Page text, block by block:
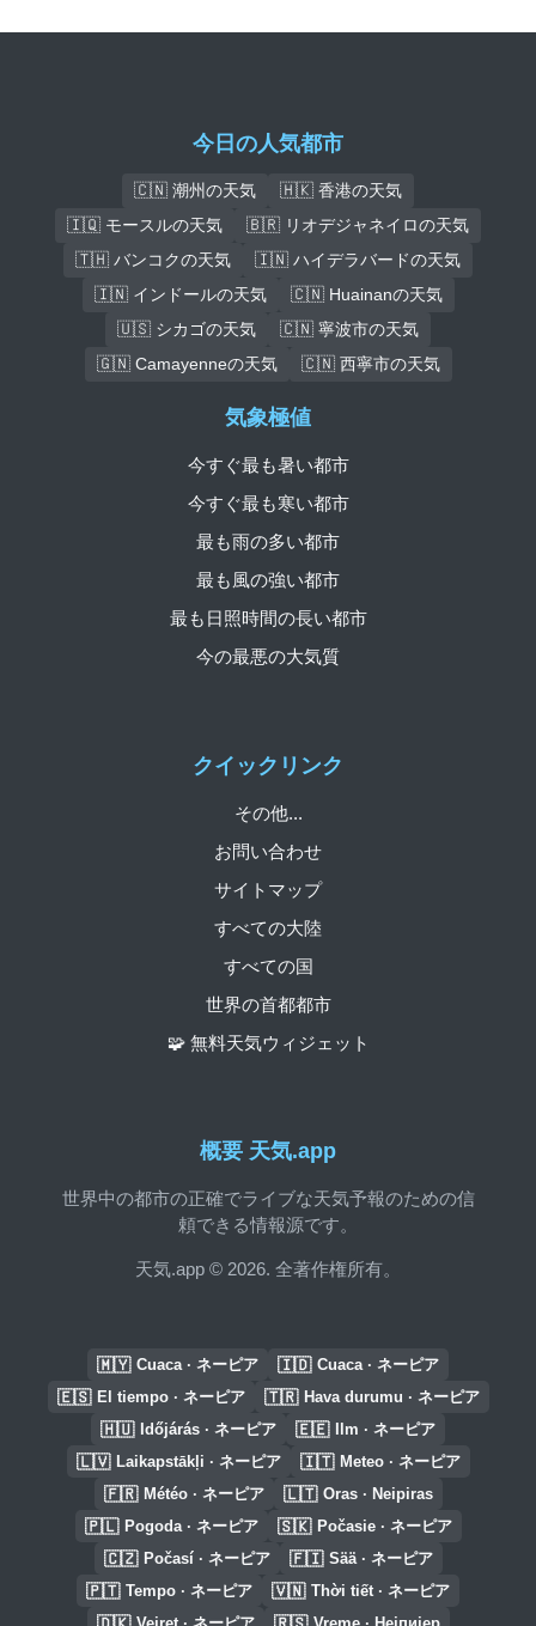
今日の人気都市
🇨🇳 潮州の天気
🇭🇰 香港の天気
🇮🇶 モースルの天気
🇧🇷 リオデジャネイロの天気
🇹🇭 バンコクの天気
🇮🇳 ハイデラバードの天気
🇮🇳 インドールの天気
🇨🇳 Huainanの天気
🇺🇸 シカゴの天気
🇨🇳 寧波市の天気
🇬🇳 Camayenneの天気
🇨🇳 西寧市の天気
概要 天気.app
世界中の都市の正確でライブな天気予報のための信
頼できる情報源です。
天気.app © 2026. 全著作権所有。
クイックリンク
その他...
お問い合わせ
サイトマップ
すべての大陸
すべての国
世界の首都都市
🧩 無料天気ウィジェット
気象極値
今すぐ最も暑い都市
今すぐ最も寒い都市
最も雨の多い都市
最も風の強い都市
最も日照時間の長い都市
今の最悪の大気質
🇲🇾 Cuaca · ネーピア 🇮🇩 Cuaca · ネーピア
🇪🇸 El tiempo · ネーピア 🇹🇷 Hava durumu · ネーピア
🇭🇺 Időjárás · ネーピア 🇪🇪 Ilm · ネーピア
🇱🇻 Laikapstākļi · ネーピア 🇮🇹 Meteo · ネーピア
🇫🇷 Météo · ネーピア 🇱🇹 Oras · Neipiras
🇵🇱 Pogoda · ネーピア 🇸🇰 Počasie · ネーピア
🇨🇿 Počasí · ネーピア 🇫🇮 Sää · ネーピア
🇵🇹 Tempo · ネーピア 🇻🇳 Thời tiết · ネーピア